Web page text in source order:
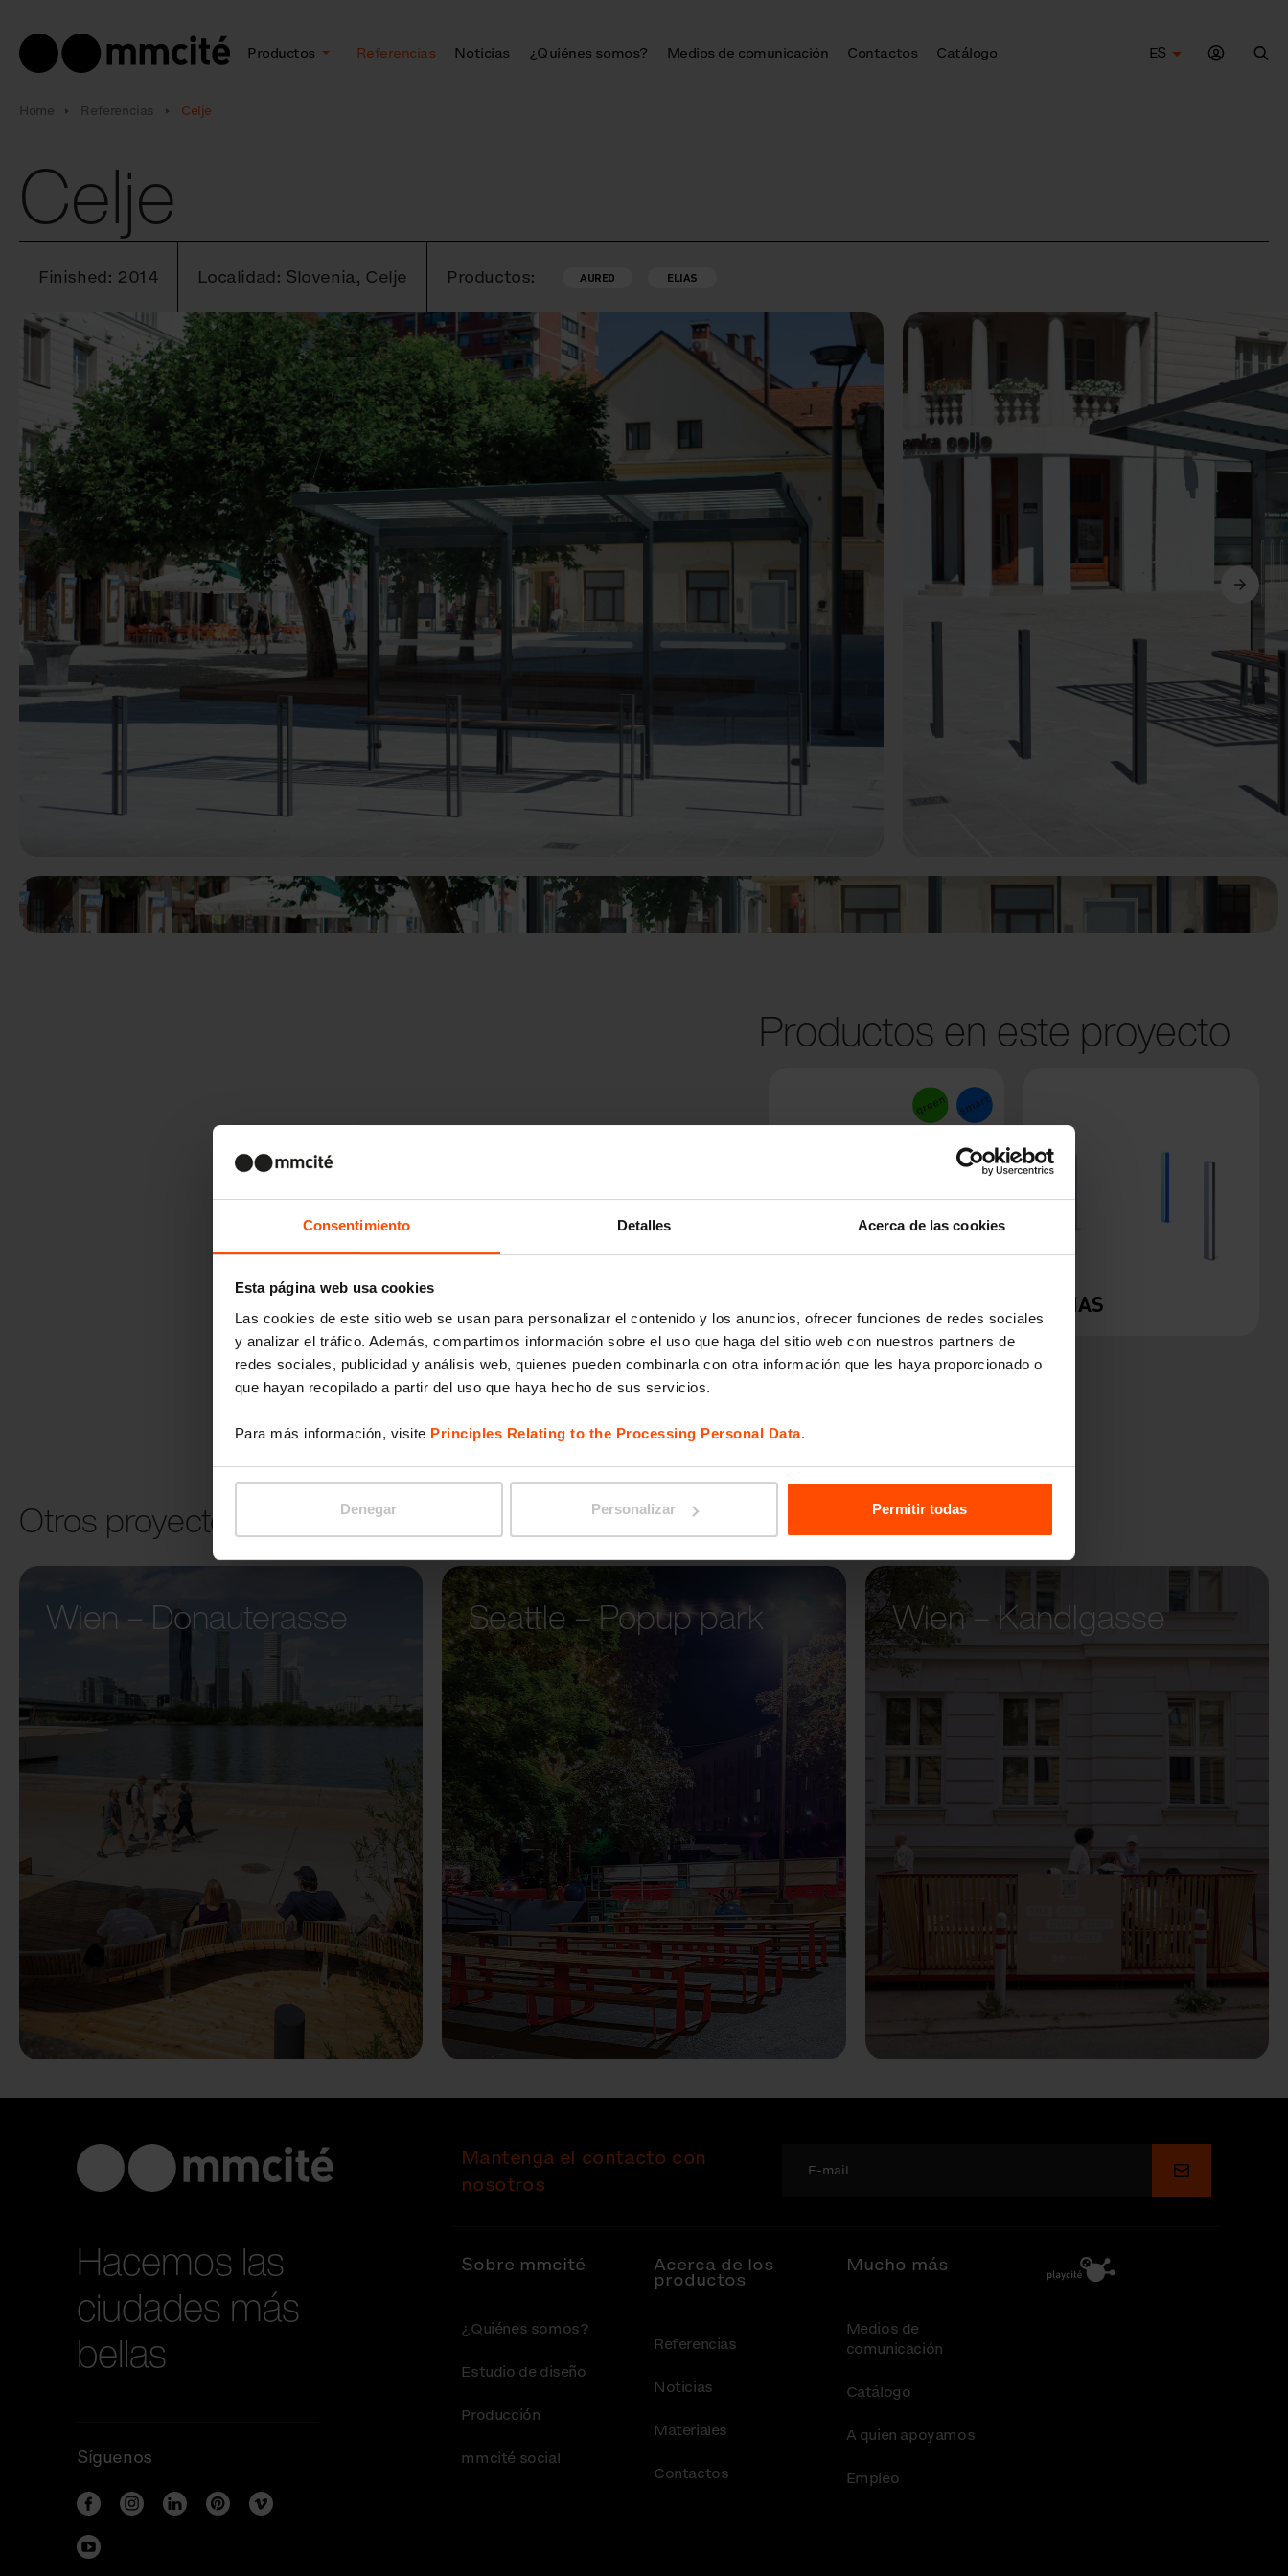
Consentimiento Detalles Acerca de las cookies
Esta página web usa cookies
Las cookies de este sitio web se usan para personalizar el contenido y los anuncios, ofrecer funciones de redes sociales
y analizar el tráfico. Además, compartimos información sobre el uso que haga del sitio web con nuestros partners de
redes sociales, publicidad y análisis web, quienes pueden combinarla con otra información que les haya proporcionado o
que hayan recopilado a partir del uso que haya hecho de sus servicios.
Para más información, visite Principles Relating to the Processing Personal Data.
Denegar Personalizar Permitir todas
Productos Referencias Noticias ¿Quiénes somos? Medios de comunicación Contactos Catálogo
ES
Home Referencias Celje
Celje
Finished: 2014 Localidad: Slovenia, Celje Productos: AUREO ELIAS
Anterior
Productos en este proyecto
ELIAS
Otros proyectos
Wien – Donauterasse
Seattle – Popup park Wien – Kandlgasse
Hacemos las
ciudades más
bellas
Síguenos
Mantenga el contacto con
nosotros
Enviar
Sobre mmcité
¿Quiénes somos?
Estudio de diseño
Producción
mmcité social
Acerca de los
productos
Referencias
Noticias
Materiales
Contactos
Mucho más
Medios de
comunicación
Catálogo
A quien apoyamos
Empleo